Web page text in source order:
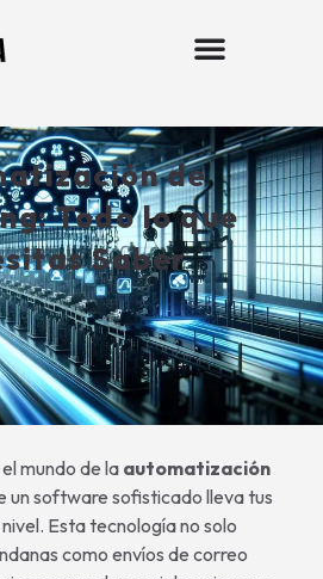
de
Todo lo que
Saber
mundo de la automatización
un software sofisticado lleva tus
Esta tecnología no solo
como envíos de correo